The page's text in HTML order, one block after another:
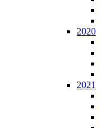
2020
2021